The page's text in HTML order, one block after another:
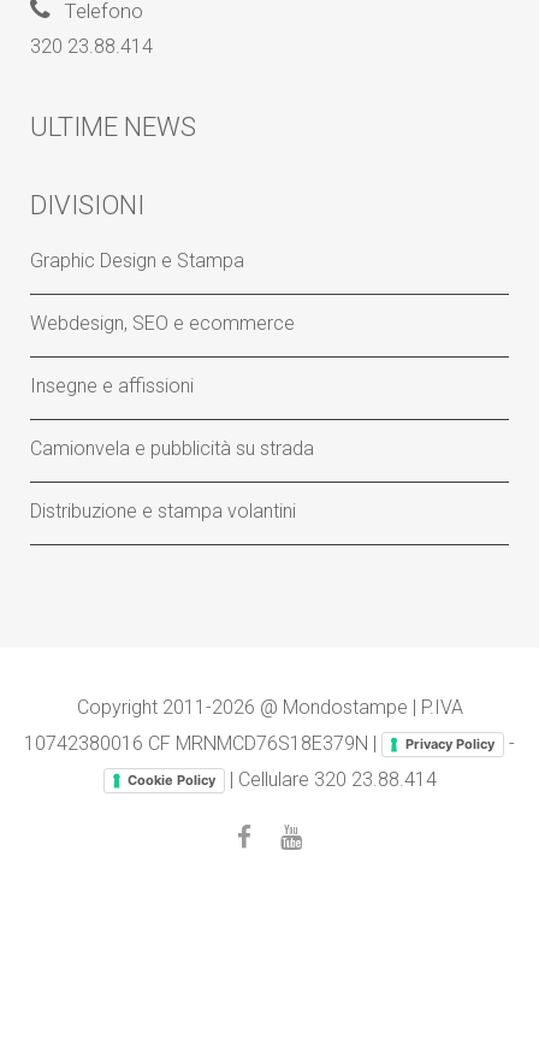
Telefono
320 23.88.414
ULTIME NEWS
DIVISIONI
Graphic Design e Stampa
Webdesign, SEO e ecommerce
Insegne e affissioni
Camionvela e pubblicità su strada
Distribuzione e stampa volantini
Copyright 2011-2026 @ Mondostampe | P.IVA
10742380016 CF MRNMCD76S18E379N |
Privacy Policy -
Cookie Policy | Cellulare 320 23.88.414